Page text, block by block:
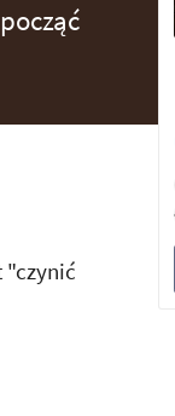
"czynić